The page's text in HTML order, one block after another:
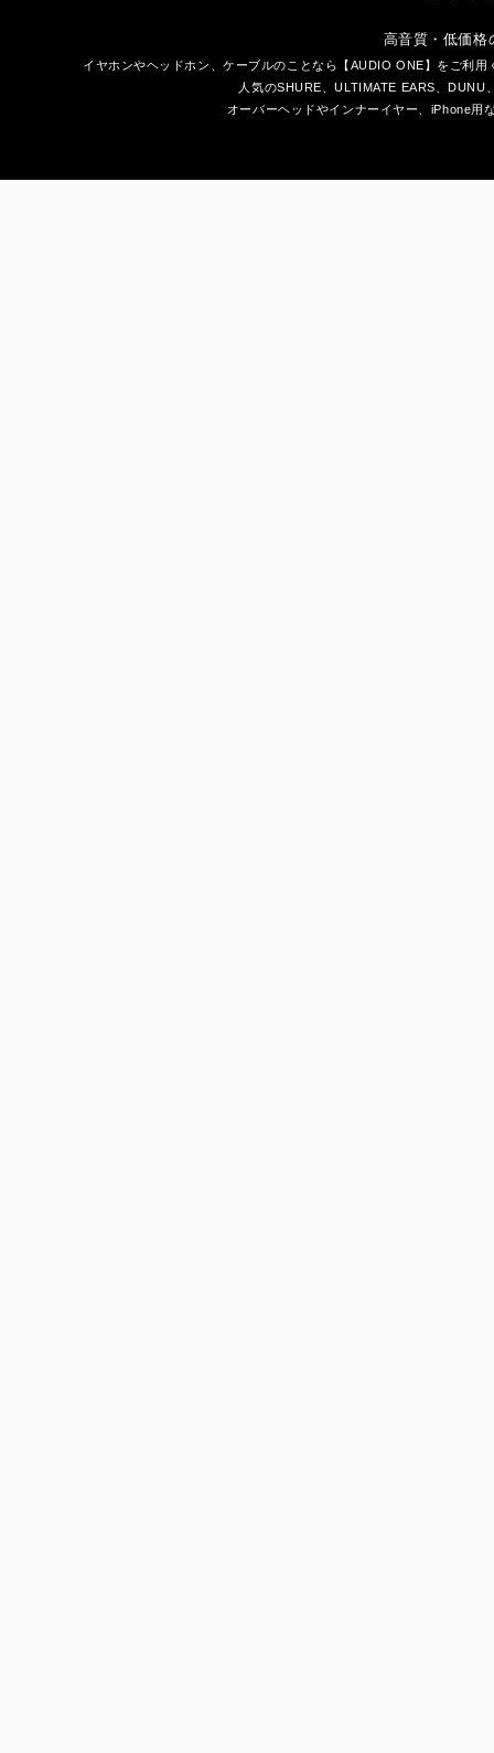
高音質・低価格
イヤホンやヘッドホン
、ケーブルのことなら【AUDIO ONE】をご利
人気のSHURE、ULTIMATE EARS、DUNU
オーバーヘッドやインナーイヤー、iPhone用